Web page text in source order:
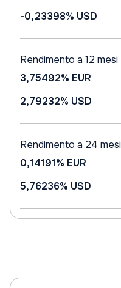
-0,23398% USD
Rendimento a 12 mesi
3,75492% EUR
2,79232% USD
Rendimento a 24 mesi
0,14191% EUR
5,76236% USD